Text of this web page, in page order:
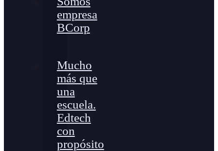
empresa
BCorp
Mucho
más que
una
escuela.
Edtech
con
propósito